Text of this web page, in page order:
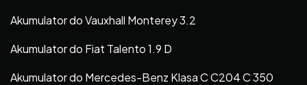
Akumulator do Vauxhall Monterey 3.2
Akumulator do Fiat Talento 1.9 D
Akumulator do Mercedes-Benz Klasa C C204 C 350